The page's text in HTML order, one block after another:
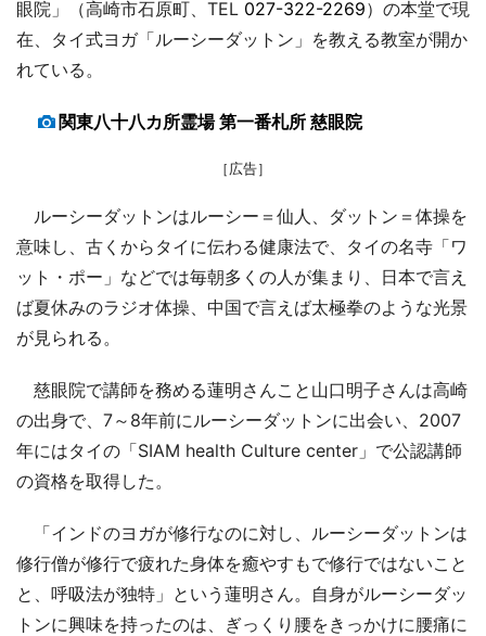
眼院」（高崎市石原町、TEL 027-322-2269）の本堂で現
在、タイ式ヨガ「ルーシーダットン」を教える教室が開か
れている。
関東八十八カ所霊場 第一番札所 慈眼院
［広告］
ルーシーダットンはルーシー＝仙人、ダットン＝体操を
意味し、古くからタイに伝わる健康法で、タイの名寺「ワ
ット・ポー」などでは毎朝多くの人が集まり、日本で言え
ば夏休みのラジオ体操、中国で言えば太極拳のような光景
が見られる。
慈眼院で講師を務める蓮明さんこと山口明子さんは高崎
の出身で、7～8年前にルーシーダットンに出会い、2007
年にはタイの「SIAM health Culture center」で公認講師
の資格を取得した。
「インドのヨガが修行なのに対し、ルーシーダットンは
修行僧が修行で疲れた身体を癒やすもで修行ではないこと
と、呼吸法が独特」という蓮明さん。自身がルーシーダッ
トンに興味を持ったのは、ぎっくり腰をきっかけに腰痛に